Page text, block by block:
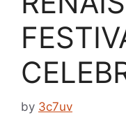
by 3c7uv